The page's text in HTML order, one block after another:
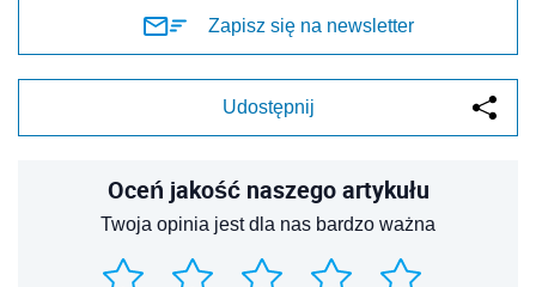
Zapisz się na newsletter
Udostępnij
Oceń jakość naszego artykułu
Twoja opinia jest dla nas bardzo ważna